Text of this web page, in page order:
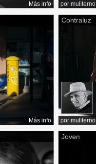
Más info por muliterno
Más info
Contraluz
por muliterno
Joven